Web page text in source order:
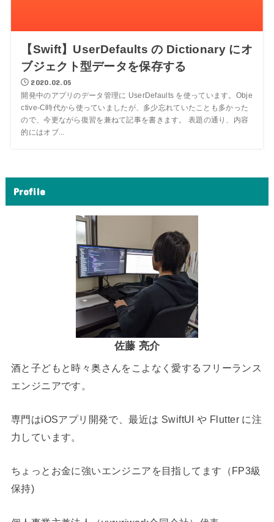
【Swift】UserDefaults の Dictionary にオ
ブジェクト型データを保存する
2020.02.05
開発中のアプリのデータ管理に UserDefaults を使っています。Obje
ctive-C時代から使っていましたが、多少忘れていたことも多かった
ので、今更ながら復習を兼ねて記事を書きます。 表題の通り、内容
的にはオブ...
Profile
佐藤 亮介
酒と子どもと時々奥さんをこよなく愛するフリーランス
エンジニアです。
専門はiOSアプリ開発で、最近は SwiftUI や Flutter に注
力しています。
ちょっとお金に強いエンジニアを目指してます（FP3級
保持)